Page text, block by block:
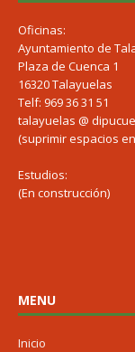
Oficinas:
Ayuntamiento de
Plaza de Cuenca 1
16320 Talayuelas
Telf: 969 36 31 51
talayuelas @
(suprimir espacios
Estudios:
(En construcción)
MENU
Inicio